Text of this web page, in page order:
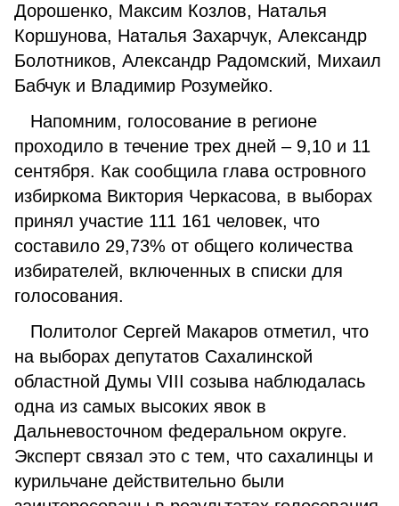
Дорошенко, Максим Козлов, Наталья
Коршунова, Наталья Захарчук, Александр
Болотников, Александр Радомский, Михаил
Бабчук и Владимир Розумейко.
Напомним, голосование в регионе
проходило в течение трех дней – 9,10 и 11
сентября. Как сообщила глава островного
избиркома Виктория Черкасова, в выборах
принял участие 111 161 человек, что
составило 29,73% от общего количества
избирателей, включенных в списки для
голосования.
Политолог Сергей Макаров отметил, что
на выборах депутатов Сахалинской
областной Думы VIII созыва наблюдалась
одна из самых высоких явок в
Дальневосточном федеральном округе.
Эксперт связал это с тем, что сахалинцы и
курильчане действительно были